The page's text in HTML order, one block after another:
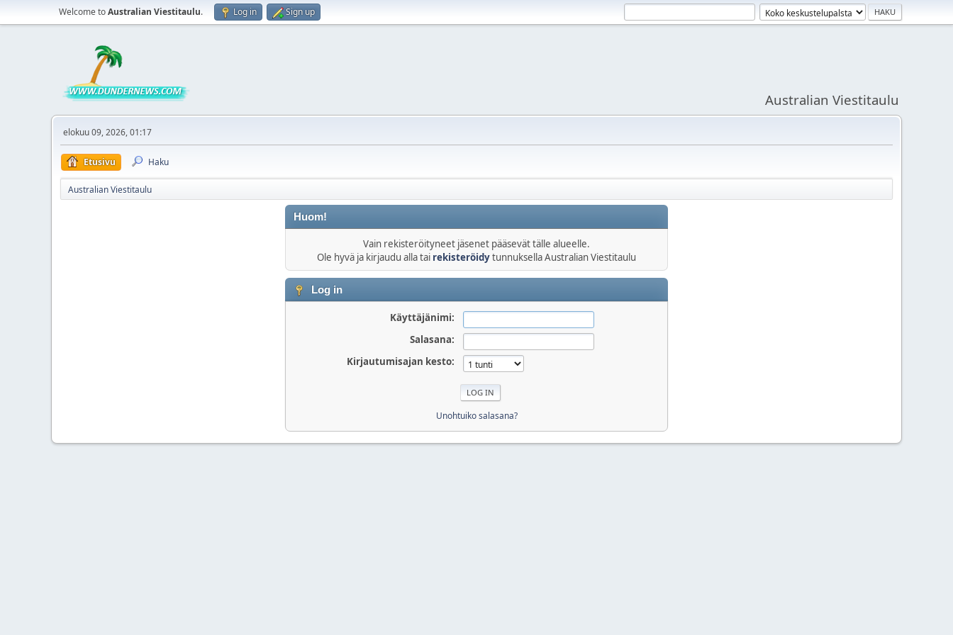
Welcome toAustralian Viestitaulu. Log in Sign up
Australian Viestitaulu
elokuu 09, 2026, 01:17
Etusivu Haku
Australian Viestitaulu
Huom!
Vain rekisteröityneet jäsenet pääsevät tälle alueelle.
Ole hyvä ja kirjaudu alla tai rekisteröidytunnuksella Australian Viestitaulu
Log in
Käyttäjänimi:
Salasana:
Kirjautumisajan kesto:
Unohtuiko salasana?